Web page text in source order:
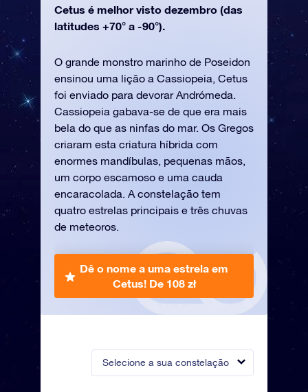
Selecione a sua constelação
Cetus é melhor visto dezembro (das
latitudes +70° a -90°).
O grande monstro marinho de Poseidon
ensinou uma lição a Cassiopeia, Cetus
foi enviado para devorar Andrómeda.
Cassiopeia gabava-se de que era mais
bela do que as ninfas do mar. Os Gregos
criaram esta criatura híbrida com
enormes mandíbulas, pequenas mãos,
um corpo escamoso e uma cauda
encaracolada. A constelação tem
quatro estrelas principais e três chuvas
de meteoros.
Dê o nome a uma estrela em
Cetus! De 108 zł